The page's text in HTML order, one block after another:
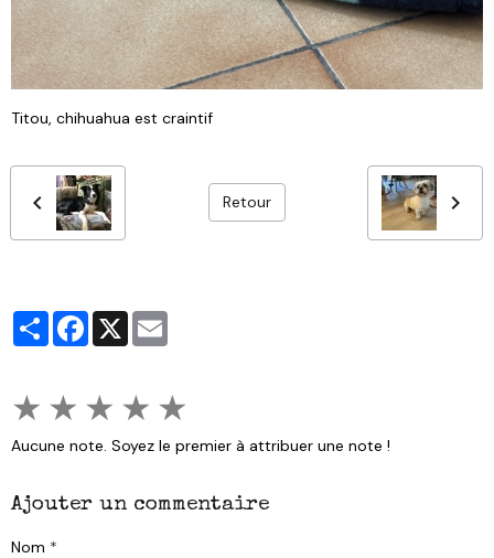
Titou, chihuahua est craintif
Retour
PartagerFacebook
X
★ ★ ★ ★ ★
Aucune note. Soyez le premier à attribuer une note !
Ajouter un commentaire
Nom